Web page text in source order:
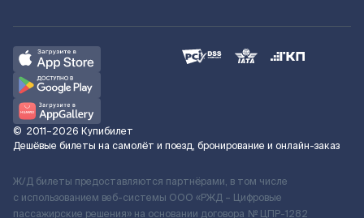
© 2011–2026 Купибилет
Дешёвые билеты на самолёт и поезд, бронирование и онлайн-заказ
Ж/Д билеты предоставляются партнёрами, в том числе
с использованием веб-системы ООО «РЖД – Цифровые
пассажирские решения» на основании договора № ЦПР-1282